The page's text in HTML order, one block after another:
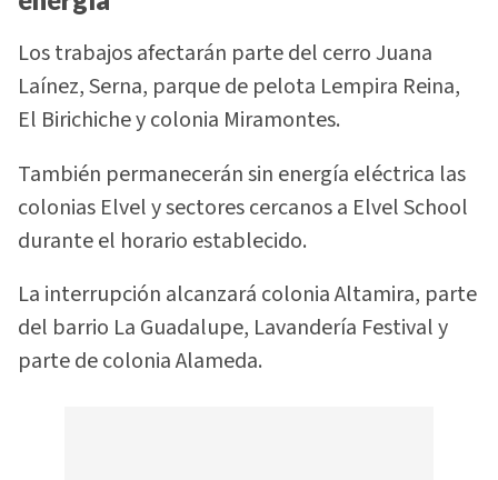
Los trabajos afectarán parte del cerro Juana
Laínez, Serna, parque de pelota Lempira Reina,
El Birichiche y colonia Miramontes.
También permanecerán sin energía eléctrica las
colonias Elvel y sectores cercanos a Elvel School
durante el horario establecido.
La interrupción alcanzará colonia Altamira, parte
del barrio La Guadalupe, Lavandería Festival y
parte de colonia Alameda.